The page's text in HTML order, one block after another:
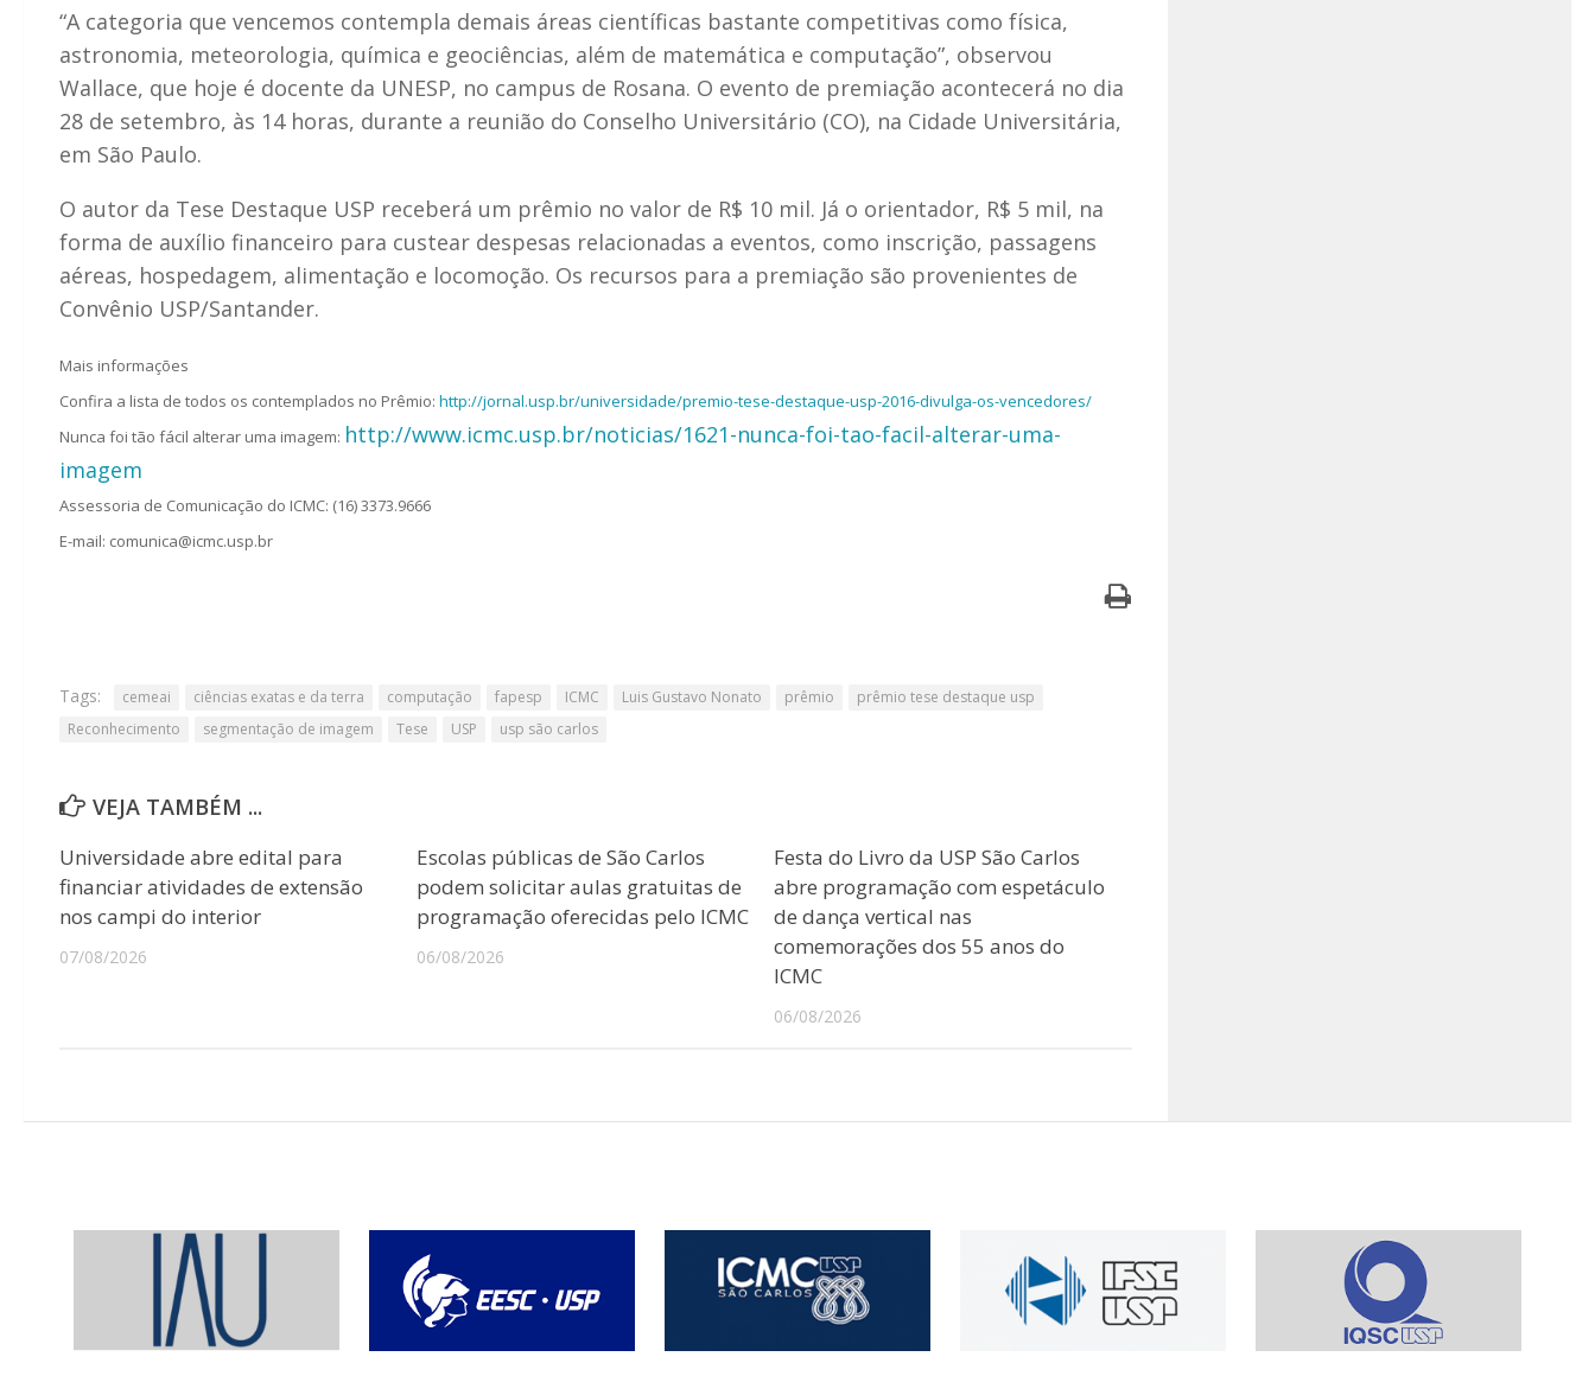
“A categoria que vencemos contempla demais áreas científicas bastante competitivas como física,
astronomia, meteorologia, química e geociências, além de matemática e computação”, observou
Wallace, que hoje é docente da UNESP, no campus de Rosana. O evento de premiação acontecerá no dia
28 de setembro, às 14 horas, durante a reunião do Conselho Universitário (CO), na Cidade Universitária,
em São Paulo.
O autor da Tese Destaque USP receberá um prêmio no valor de R$ 10 mil. Já o orientador, R$ 5 mil, na
forma de auxílio financeiro para custear despesas relacionadas a eventos, como inscrição, passagens
aéreas, hospedagem, alimentação e locomoção. Os recursos para a premiação são provenientes de
Convênio USP/Santander.
Mais informações
Confira a lista de todos os contemplados no Prêmio: http://jornal.usp.br/universidade/premio-tese-destaque-usp-2016-divulga-os-vencedores/
Nunca foi tão fácil alterar uma imagem: http://www.icmc.usp.br/noticias/1621-nunca-foi-tao-facil-alterar-uma-
imagem
Assessoria de Comunicação do ICMC: (16) 3373.9666
E-mail: comunica@icmc.usp.br
Tags: cemeai ciências exatas e da terra computação fapesp ICMC Luis Gustavo Nonato prêmio
prêmio tese destaque usp
Reconhecimento
segmentação de imagem Tese USP usp são carlos
VEJA TAMBÉM ...
Universidade abre edital para
financiar atividades de extensão
nos campi do interior
07/08/2026
Escolas públicas de São Carlos
podem solicitar aulas gratuitas de
programação oferecidas pelo ICMC
06/08/2026
Festa do Livro da USP São Carlos
abre programação com espetáculo
de dança vertical nas
comemorações dos 55 anos do
ICMC
06/08/2026